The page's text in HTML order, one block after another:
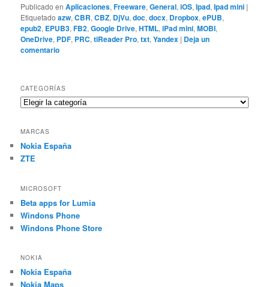
Publicado en Aplicaciones,Freeware,General,iOS,Ipad,Ipad mini |
Etiquetado azw,CBR,CBZ, DjVu,doc,docx, Dropbox,ePUB,
epub2, EPUB3,FB2,Google Drive,HTML,iPad mini,MOBI,
OneDrive, PDF, PRC,tiReader Pro,txt,Yandex | Deja un
comentario
CATEGORÍAS
Categorías
MARCAS
Nokia España
ZTE
MICROSOFT
Beta apps for Lumia
Windons Phone
Windons Phone Store
NOKIA
Nokia España
Nokia Maps